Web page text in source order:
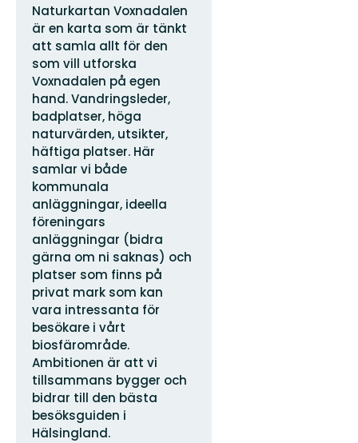
Adresse
Naturkartan Voxnadalen
är en karta som är tänkt
att samla allt för den
som vill utforska
Voxnadalen på egen
hand. Vandringsleder,
badplatser, höga
naturvärden, utsikter,
häftiga platser. Här
samlar vi både
kommunala
anläggningar, ideella
föreningars
anläggningar (bidra
gärna om ni saknas) och
platser som finns på
privat mark som kan
vara intressanta för
besökare i vårt
biosfärområde.
Ambitionen är att vi
tillsammans bygger och
bidrar till den bästa
besöksguiden i
Hälsingland.